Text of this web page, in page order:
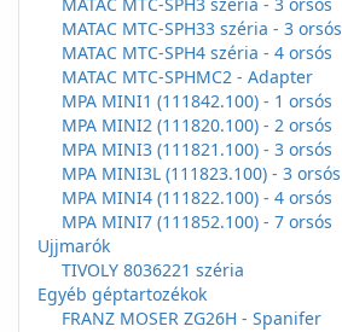
MATAC MTC-SPH33 széria - 3 orsós
MATAC MTC-SPH4 széria - 4 orsós
MATAC MTC-SPHMC2 - Adapter
MPA MINI1 (111842.100) - 1 orsós
MPA MINI2 (111820.100) - 2 orsós
MPA MINI3 (111821.100) - 3 orsós
MPA MINI3L (111823.100) - 3 orsós
MPA MINI4 (111822.100) - 4 orsós
MPA MINI7 (111852.100) - 7 orsós
Ujjmarók
TIVOLY 8036221 széria
Egyéb géptartozékok
FRANZ MOSER ZG26H - Spanifer